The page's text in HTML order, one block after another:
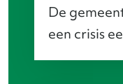
De
een crisis